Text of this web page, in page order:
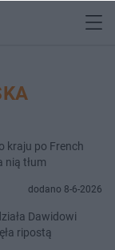
kraju po French
nią tłum
dodano 8-6-2026
Dawidowi
ripostą